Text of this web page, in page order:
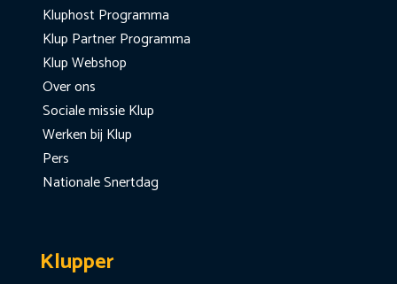
Kluphost Programma
Klup Partner Programma
Klup Webshop
Over ons
Sociale missie Klup
Werken bij Klup
Pers
Nationale Snertdag
Klupper